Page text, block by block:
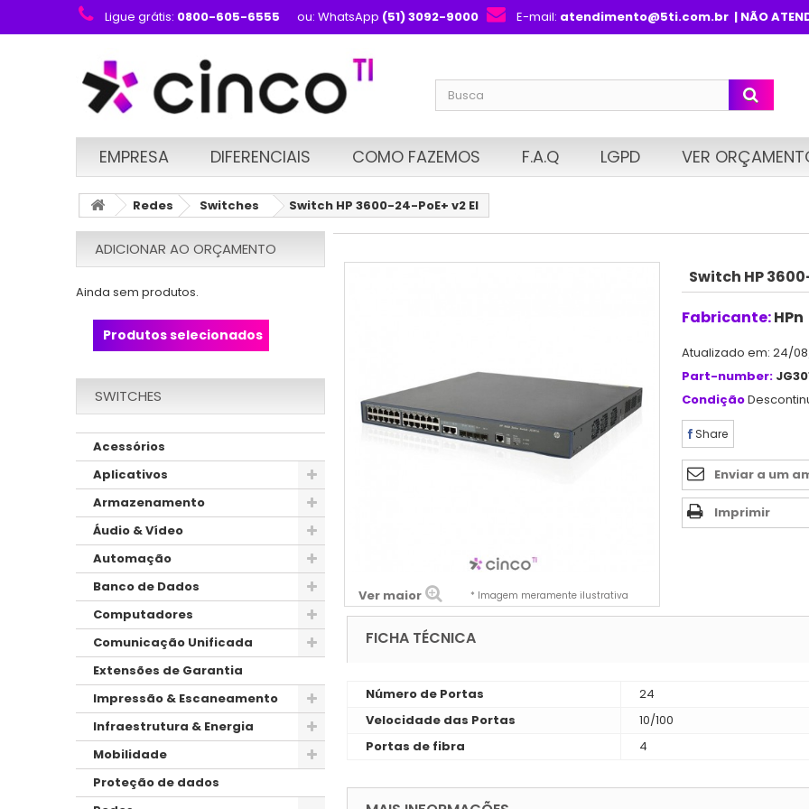
Ligue grátis: 0800-605-6555 ou: WhatsApp (51) 3092-9000 E-mail: atendimento@5ti.com.br| NÃO
EMPRESA DIFERENCIAIS COMO FAZEMOS F.A.Q LGPD VER
Redes Switches Switch HP 3600-24-PoE+ v2 EI
ADICIONAR AO ORÇAMENTO
Ainda sem produtos.
Produtos selecionados
SWITCHES
Acessórios
Aplicativos
Armazenamento
Áudio & Vídeo
Automação
Banco de Dados
Computadores
Comunicação Unificada
Extensões de Garantia
Impressão & Escaneamento
Infraestrutura & Energia
Mobilidade
Proteção de dados
Ver maior * Imagem meramente ilustrativa
Switch HP
Fabricante:HPn
Atualizado em: 24/
Part-number:
Condição
Share
Enviar a um
Imprimir
FICHA TÉCNICA
Número de Portas
24
Velocidade das Portas
10/100
Portas de fibra
4